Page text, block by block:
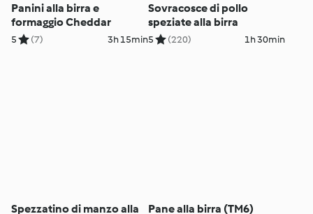
Panini alla birra e
formaggio Cheddar
5 (7) 3h 15min
Sovracosce di pollo
speziate alla birra
5 (220) 1h 30min
Spezzatino di manzo alla
Pane alla birra (TM6)